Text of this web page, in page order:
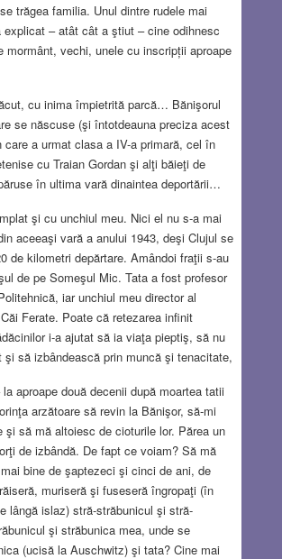
trăgea familia. Unul dintre rudele mai
explicat – atât cât a ştiut – cine odihnesc
mormânt, vechi, unele cu inscripții aproape
cu inima împietrită parcă… Bănişorul
se născuse (şi întotdeauna preciza acest
a urmat clasa a IV-a primară, cel în
cu Traian Gordan şi alţi băieţi de
în ultima vară dinaintea deportării…
şi cu unchiul meu. Nici el nu s-a mai
aceeaşi vară a anului 1943, deşi Clujul se
de kilometri depărtare. Amândoi fraţii s-au
de pe Someşul Mic. Tata a fost profesor
iar unchiul meu director al
Ferate. Poate că retezarea infinit
i-a ajutat să ia viaţa pieptiş, să nu
şi să izbândească prin muncă şi tenacitate,
aproape două decenii după moartea tatii
arzătoare să revin la Bănişor, să-mi
şi să mă altoiesc de cioturile lor. Părea un
de izbândă. De fapt ce voiam? Să mă
bine de şaptezeci şi cinci de ani, de
muriseră şi fuseseră îngropaţi (în
lângă islaz) stră-străbunicul şi stră-
şi străbunica mea, unde se
(ucisă la Auschwitz) şi tata? Cine mai